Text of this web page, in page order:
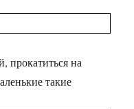
прокатиться на
такие